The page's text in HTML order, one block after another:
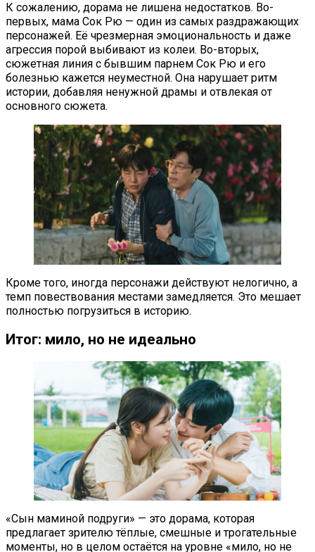
К сожалению, дорама не лишена недостатков. Во-
первых, мама Сок Рю — один из самых раздражающих
персонажей. Её чрезмерная эмоциональность и даже
агрессия порой выбивают из колеи. Во-вторых,
сюжетная линия с бывшим парнем Сок Рю и его
болезнью кажется неуместной. Она нарушает ритм
истории, добавляя ненужной драмы и отвлекая от
основного сюжета.
Кроме того, иногда персонажи действуют нелогично, а
темп повествования местами замедляется. Это мешает
полностью погрузиться в историю.
Итог: мило, но не идеально
«Сын маминой подруги» — это дорама, которая
предлагает зрителю тёплые, смешные и трогательные
моменты, но в целом остаётся на уровне «мило, но не